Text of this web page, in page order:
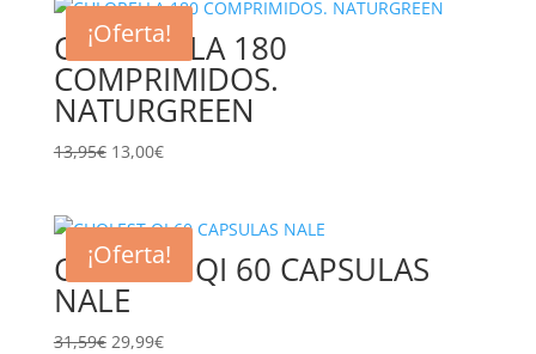
era:
9,95€.
es:
9,00€.
¡Oferta!
CHLORELLA 180
COMPRIMIDOS.
NATURGREEN
13,95€ El
era:
13,95€.
13,00€El
es:
13,00€.
¡Oferta!
CHOLEST QI 60 CAPSULAS
NALE
31,59€ El
29,99€El